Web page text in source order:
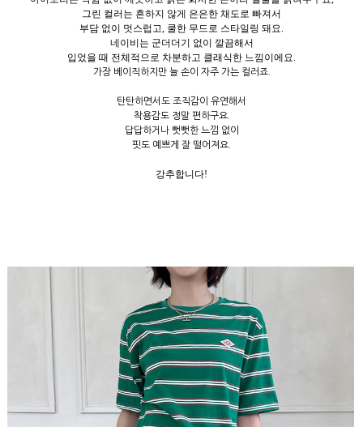
그린 컬러는 흔하지 않게 은은한 채도로 빠져서
부담 없이 멋스럽고, 쿨한 무드로 스타일링 돼요.
네이비는 군더더기 없이 깔끔해서
입었을 때 전체적으로 차분하고 클래식한 느낌이에요.
가장 베이직하지만 늘 손이 자주 가는 컬러죠.
탄탄하면서도 조직감이 유연해서
착용감도 정말 편하구요.
답답하거나 뻣뻣한 느낌 없이
핏도 예쁘게 잘 떨어져요.
강추합니다!